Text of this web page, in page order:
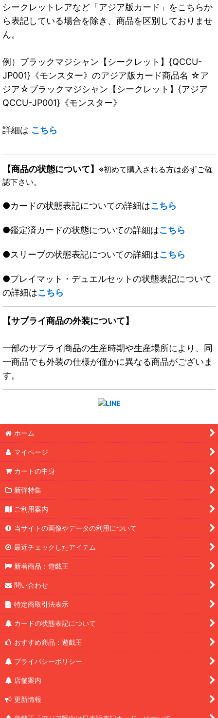
シークレットレアなど「アジア版カード」をこちらか
ら表記している場合を除き、商品を区別しておりませ
ん。
例）ブラックマジシャン【シークレット】{QCCU-
JP001}《モンスター》のアジア版カード商品名 ☆ア
ジア☆ブラックマジシャン【シークレット】{アジア
QCCU-JP001}《モンスター》
詳細は こちら
【商品の状態について】 ※初めて購入される方は必ずご確
認下さい。
●カードの状態表記についての詳細はこちら
●鑑定済カードの状態についての詳細はこちら
●スリーブの状態表記についての詳細はこちら
●プレイマット・デュエルセットの状態表記について
の詳細はこちら
【サプライ商品の外装について】
一部のサプライ商品の生産時期や生産場所により、同
一商品でも外装の仕様が僅かに異なる商品がございま
す。
ホーム
マイページ
カートの中身
新弾特集
ご利用案内
当サイトの画像やデータの利用について
最近チェックしたアイテム
新着商品：遊戯王
問い合わせ
特定商取引法表示
カードの状態表記について
おすすめ商品：遊戯王
プライバシーポリシー
店舗案内
更新情報